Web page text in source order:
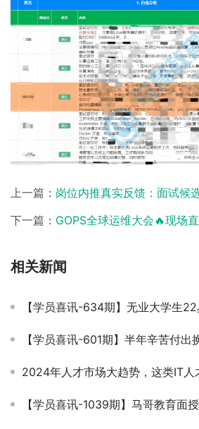
上一篇： 岗位内推真实反馈：面试候选人只有马哥学
下一篇： GOPS全球运维大会🔥现场直击，
相关新闻
【学员喜讯-634期】无业大学生22岁学
【学员喜讯-601期】半年辛苦付
2024年人才市场大趋势，这类IT人
【学员喜讯-1039期】马哥教育面授班M38期学员-